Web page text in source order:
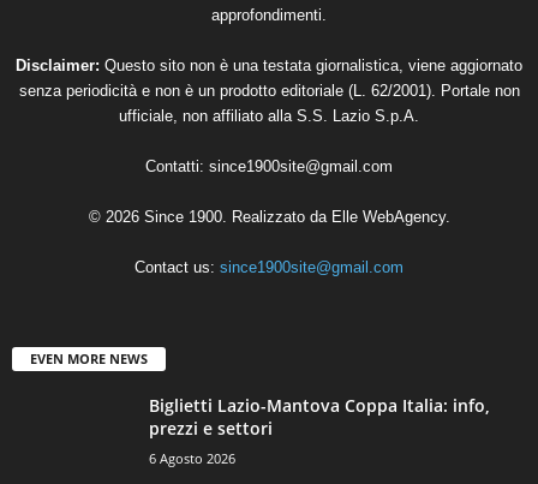
approfondimenti.
Disclaimer: Questo sito non è una testata giornalistica, viene aggiornato
senza periodicità e non è un prodotto editoriale (L. 62/2001). Portale non
ufficiale, non affiliato alla S.S. Lazio S.p.A.
Contatti: since1900site@gmail.com
© 2026 Since 1900. Realizzato da Elle WebAgency.
Contact us: since1900site@gmail.com
EVEN MORE NEWS
Biglietti Lazio-Mantova Coppa Italia: info,
prezzi e settori
6 Agosto 2026